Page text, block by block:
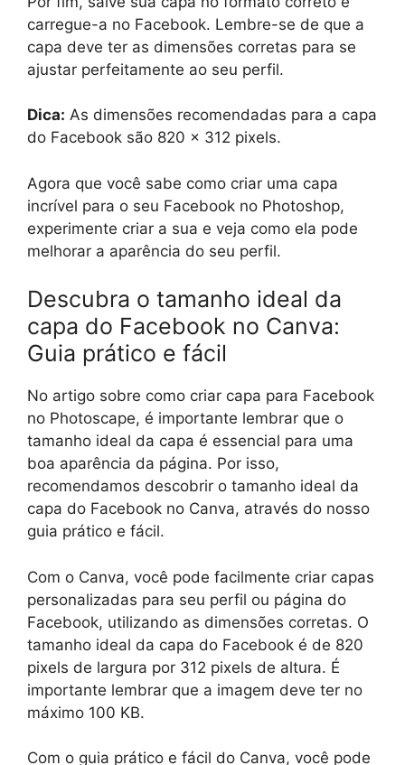
carregue-a no Facebook. Lembre-se de que a
capa deve ter as dimensões corretas para se
ajustar perfeitamente ao seu perfil.
Dica: As dimensões recomendadas para a capa
do Facebook são 820 x 312 pixels.
Agora que você sabe como criar uma capa
incrível para o seu Facebook no Photoshop,
experimente criar a sua e veja como ela pode
melhorar a aparência do seu perfil.
Descubra o tamanho ideal da
capa do Facebook no Canva:
Guia prático e fácil
No artigo sobre como criar capa para Facebook
no Photoscape, é importante lembrar que o
tamanho ideal da capa é essencial para uma
boa aparência da página. Por isso,
recomendamos descobrir o tamanho ideal da
capa do Facebook no Canva, através do nosso
guia prático e fácil.
Com o Canva, você pode facilmente criar capas
personalizadas para seu perfil ou página do
Facebook, utilizando as dimensões corretas. O
tamanho ideal da capa do Facebook é de 820
pixels de largura por 312 pixels de altura. É
importante lembrar que a imagem deve ter no
máximo 100 KB.
Com o guia prático e fácil do Canva, você pode